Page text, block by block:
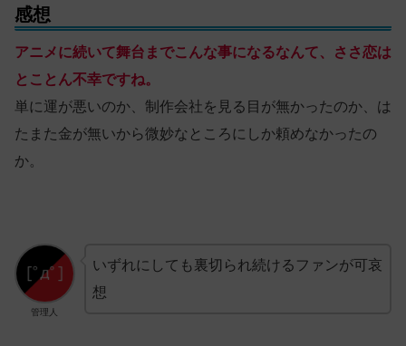
感想
アニメに続いて舞台までこんな事になるなんて、ささ恋は
とことん不幸ですね。
単に運が悪いのか、制作会社を見る目が無かったのか、は
たまた金が無いから微妙なところにしか頼めなかったの
か。
管理人
いずれにしても裏切られ続けるファンが可哀
想